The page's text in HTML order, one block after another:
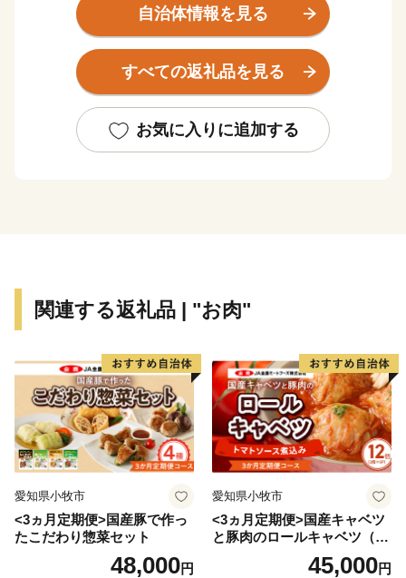
神話が残る古い街並み、日向岬など息をのむような絶
景、ユーモラスなひょっとこ踊りなど見どころも数多
く、サーフィンの聖地としても人気です。
ふるさと納税サポートセンター （業務委託先 結デザイ
ン有限会社）
【受領証明書およびワンストップ特例申請書について】
後２週間程度お時間をいただいております。
【申請書ご提出先】
〒855-0076
長崎県島原市上折橋町甲1615-1
付窓口
※申請後に、氏名や住所変更等が生じた場合は別途届出
自治体情報を見る
すべての返礼品を見る
お気に入りに追加する
関連する返礼品 | "お肉"
愛知県小牧市
<3ヵ月定期便>国産豚で作っ
たこだわり惣菜セット
48,000円
愛知県小牧市
<3ヵ月定期便>国産キャベツ
と豚肉のロールキャベツ（6P
45,000円